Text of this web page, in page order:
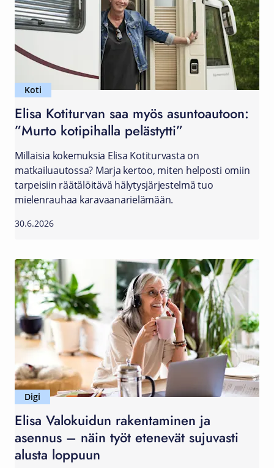
Koti
Elisa Kotiturvan saa myös asuntoautoon:
”Murto kotipihalla pelästytti”
Millaisia kokemuksia Elisa Kotiturvasta on
matkailuautossa? Marja kertoo, miten helposti omiin
tarpeisiin räätälöitävä hälytysjärjestelmä tuo
mielenrauhaa karavaanarielämään.
30.6.2026
Digi
Elisa Valokuidun rakentaminen ja
asennus – näin työt etenevät sujuvasti
alusta loppuun